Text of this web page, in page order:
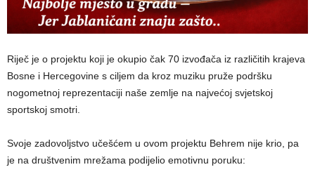
Riječ je o projektu koji je okupio čak 70 izvođača iz različitih krajeva
Bosne i Hercegovine s ciljem da kroz muziku pruže podršku
nogometnoj reprezentaciji naše zemlje na najvećoj svjetskoj
sportskoj smotri.
Svoje zadovoljstvo učešćem u ovom projektu Behrem nije krio, pa
je na društvenim mrežama podijelio emotivnu poruku: